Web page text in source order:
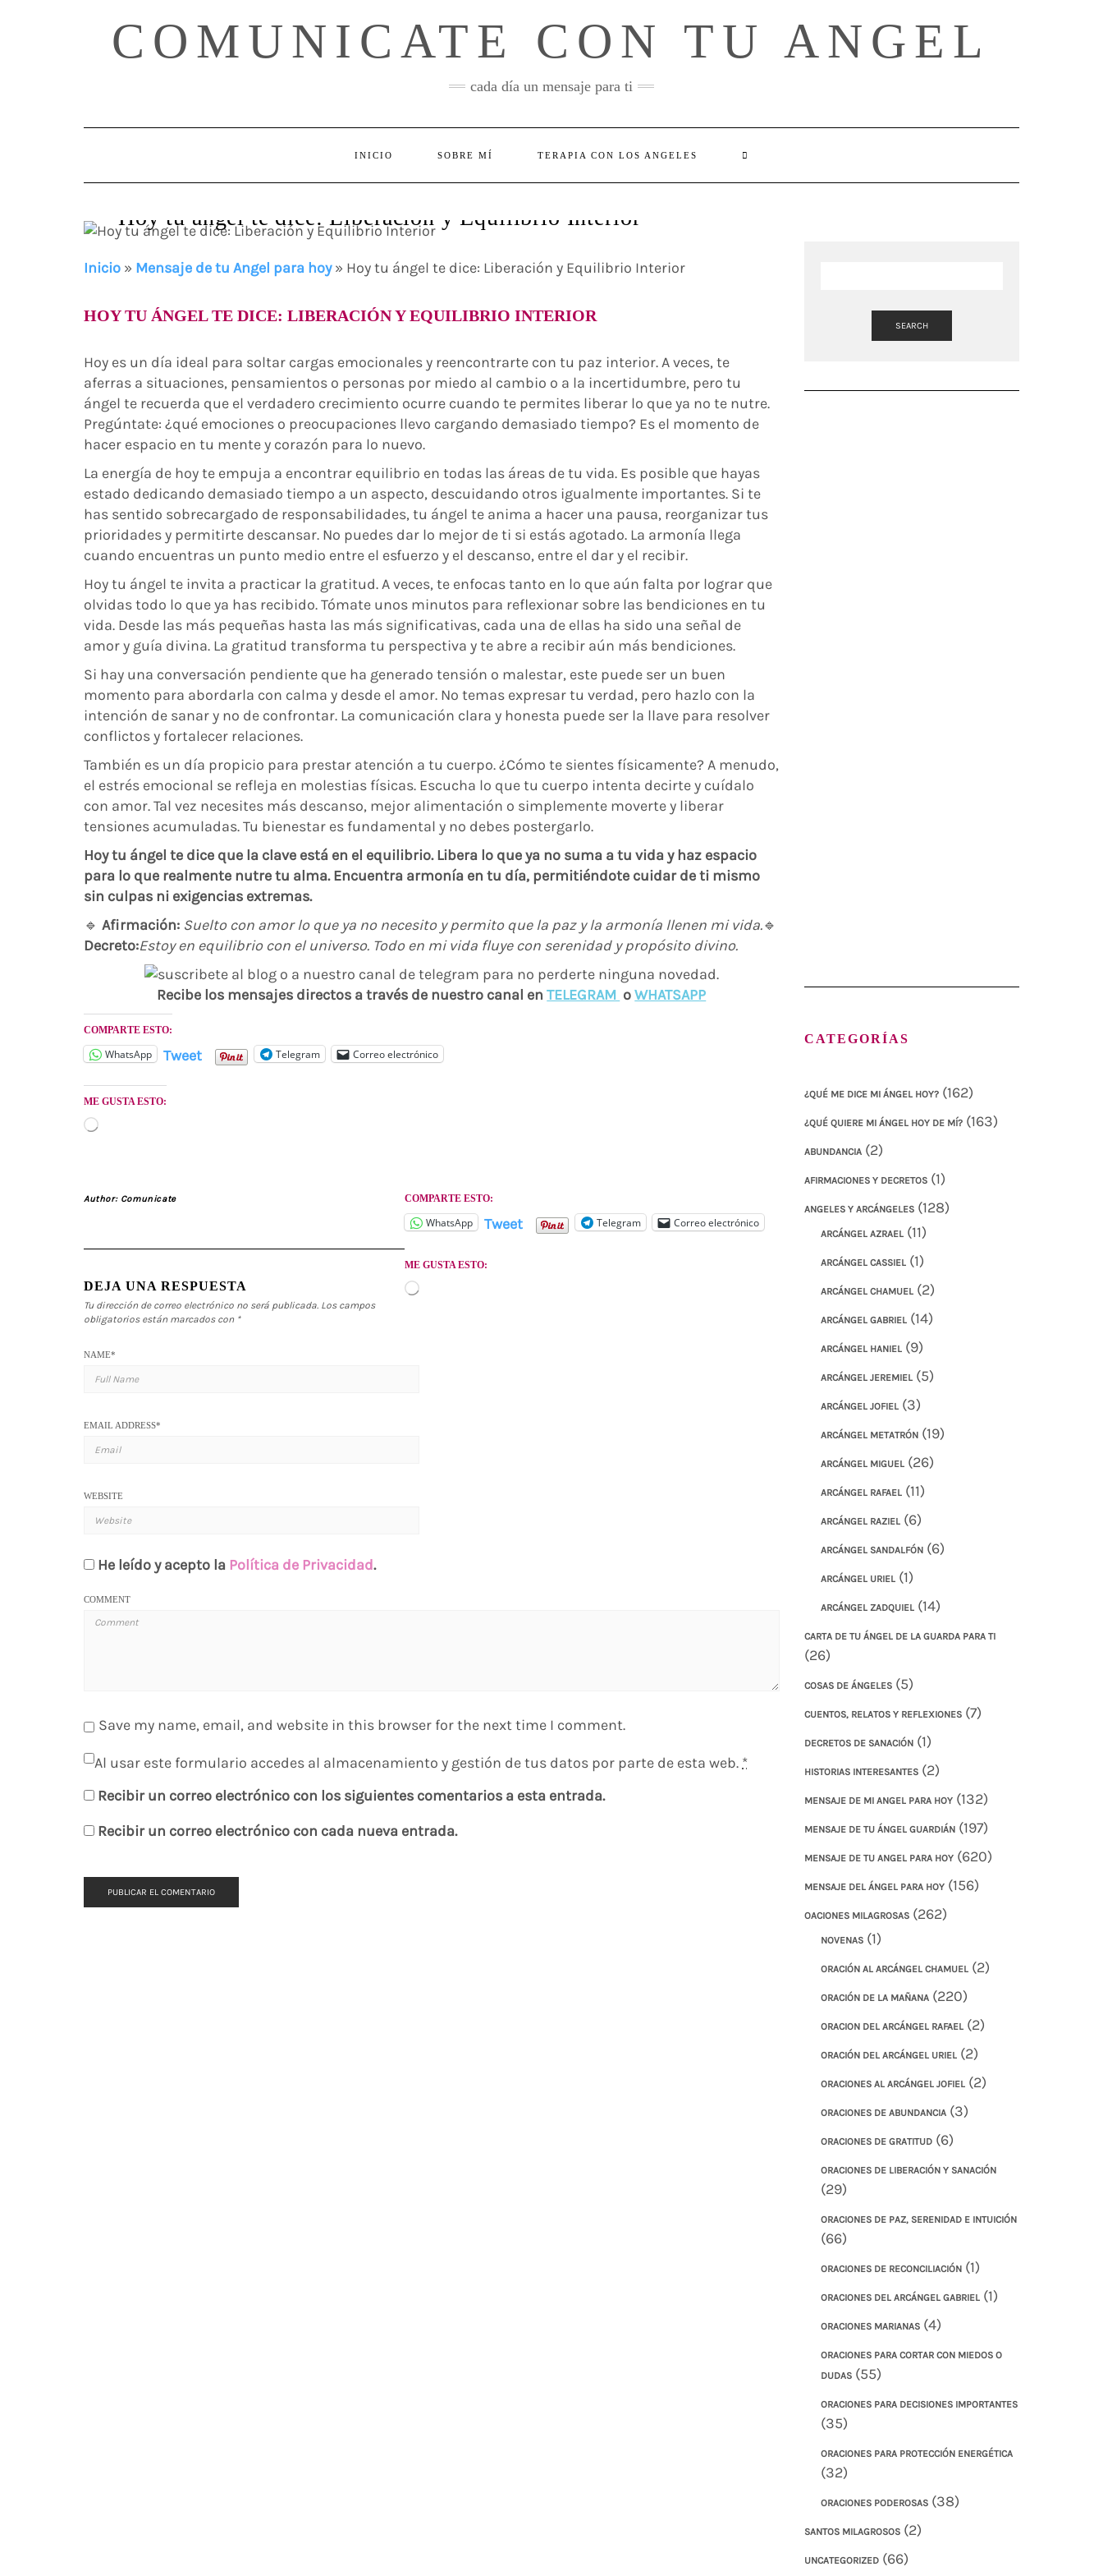
COMUNICATE CON TU ANGEL
cada día un mensaje para ti
INICIO SOBRE MÍ TERAPIA CON LOS ANGELES
Hoy tu ángel te dice: Liberación y Equilibrio Interior
Inicio » Mensaje de tu Angel para hoy» Hoy tu ángel te dice: Liberación y Equilibrio Interior
HOY TU ÁNGEL TE DICE: LIBERACIÓN Y EQUILIBRIO INTERIOR
Hoy es un día ideal para soltar cargas emocionales y reencontrarte con tu paz interior. A veces, te
aferras a situaciones, pensamientos o personas por miedo al cambio o a la incertidumbre, pero tu
ángel te recuerda que el verdadero crecimiento ocurre cuando te permites liberar lo que ya no te nutre.
Pregúntate: ¿qué emociones o preocupaciones llevo cargando demasiado tiempo? Es el momento de
hacer espacio en tu mente y corazón para lo nuevo.
La energía de hoy te empuja a encontrar equilibrio en todas las áreas de tu vida. Es posible que hayas
estado dedicando demasiado tiempo a un aspecto, descuidando otros igualmente importantes. Si te
has sentido sobrecargado de responsabilidades, tu ángel te anima a hacer una pausa, reorganizar tus
prioridades y permitirte descansar. No puedes dar lo mejor de ti si estás agotado. La armonía llega
cuando encuentras un punto medio entre el esfuerzo y el descanso, entre el dar y el recibir.
Hoy tu ángel te invita a practicar la gratitud. A veces, te enfocas tanto en lo que aún falta por lograr que
olvidas todo lo que ya has recibido. Tómate unos minutos para reflexionar sobre las bendiciones en tu
vida. Desde las más pequeñas hasta las más significativas, cada una de ellas ha sido una señal de
amor y guía divina. La gratitud transforma tu perspectiva y te abre a recibir aún más bendiciones.
Si hay una conversación pendiente que ha generado tensión o malestar, este puede ser un buen
momento para abordarla con calma y desde el amor. No temas expresar tu verdad, pero hazlo con la
intención de sanar y no de confrontar. La comunicación clara y honesta puede ser la llave para resolver
conflictos y fortalecer relaciones.
También es un día propicio para prestar atención a tu cuerpo. ¿Cómo te sientes físicamente? A menudo,
el estrés emocional se refleja en molestias físicas. Escucha lo que tu cuerpo intenta decirte y cuídalo
con amor. Tal vez necesites más descanso, mejor alimentación o simplemente moverte y liberar
tensiones acumuladas. Tu bienestar es fundamental y no debes postergarlo.
Hoy tu ángel te dice que la clave está en el equilibrio. Libera lo que ya no suma a tu vida y haz espacio
para lo que realmente nutre tu alma. Encuentra armonía en tu día, permitiéndote cuidar de ti mismo
sin culpas ni exigencias extremas.
🔹 Afirmación: Suelto con amor lo que ya no necesito y permito que la paz y la armonía llenen mi vida.🔹
Decreto:Estoy en equilibrio con el universo. Todo en mi vida fluye con serenidad y propósito divino.
Recibe los mensajes directos a través de nuestro canal enTELEGRAM oWHATSAPP
COMPARTE ESTO:
WhatsApp Tweet Telegram Correo electrónico
ME GUSTA ESTO:
Cargando...
Author: Comunicate COMPARTE ESTO:
WhatsApp Tweet Telegram Correo electrónico
ME GUSTA ESTO:
Cargando...
DEJA UNA RESPUESTA
Tu dirección de correo electrónico no será publicada. Los campos
obligatorios están marcados con *
NAME*
EMAIL ADDRESS*
WEBSITE
He leído y acepto la Política de Privacidad.
COMMENT
Save my name, email, and website in this browser for the next time I comment.
Al usar este formulario accedes al almacenamiento y gestión de tus datos por parte de esta web. *
Recibir un correo electrónico con los siguientes comentarios a esta entrada.
Recibir un correo electrónico con cada nueva entrada.
SEARCH
CATEGORÍAS
¿QUÉ ME DICE MI ÁNGEL HOY?(162)
¿QUÉ QUIERE MI ÁNGEL HOY DE MÍ?(163)
ABUNDANCIA(2)
AFIRMACIONES Y DECRETOS(1)
ANGELES Y ARCÁNGELES(128)
ARCÁNGEL AZRAEL(11)
ARCÁNGEL CASSIEL(1)
ARCÁNGEL CHAMUEL(2)
ARCÁNGEL GABRIEL(14)
ARCÁNGEL HANIEL(9)
ARCÁNGEL JEREMIEL(5)
ARCÁNGEL JOFIEL(3)
ARCÁNGEL METATRÓN(19)
ARCÁNGEL MIGUEL(26)
ARCÁNGEL RAFAEL(11)
ARCÁNGEL RAZIEL(6)
ARCÁNGEL SANDALFÓN(6)
ARCÁNGEL URIEL(1)
ARCÁNGEL ZADQUIEL(14)
CARTA DE TU ÁNGEL DE LA GUARDA PARA TI
(26)
COSAS DE ÁNGELES(5)
CUENTOS, RELATOS Y REFLEXIONES(7)
DECRETOS DE SANACIÓN(1)
HISTORIAS INTERESANTES(2)
MENSAJE DE MI ANGEL PARA HOY(132)
MENSAJE DE TU ÁNGEL GUARDIÁN(197)
MENSAJE DE TU ANGEL PARA HOY(620)
MENSAJE DEL ÁNGEL PARA HOY(156)
OACIONES MILAGROSAS(262)
NOVENAS(1)
ORACIÓN AL ARCÁNGEL CHAMUEL(2)
ORACIÓN DE LA MAÑANA(220)
ORACION DEL ARCÁNGEL RAFAEL(2)
ORACIÓN DEL ARCÁNGEL URIEL(2)
ORACIONES AL ARCÁNGEL JOFIEL(2)
ORACIONES DE ABUNDANCIA(3)
ORACIONES DE GRATITUD(6)
ORACIONES DE LIBERACIÓN Y SANACIÓN
(29)
ORACIONES DE PAZ, SERENIDAD E INTUICIÓN
(66)
ORACIONES DE RECONCILIACIÓN(1)
ORACIONES DEL ARCÁNGEL GABRIEL(1)
ORACIONES MARIANAS(4)
ORACIONES PARA CORTAR CON MIEDOS O
DUDAS(55)
ORACIONES PARA DECISIONES IMPORTANTES
(35)
ORACIONES PARA PROTECCIÓN ENERGÉTICA
(32)
ORACIONES PODEROSAS(38)
SANTOS MILAGROSOS(2)
UNCATEGORIZED(66)